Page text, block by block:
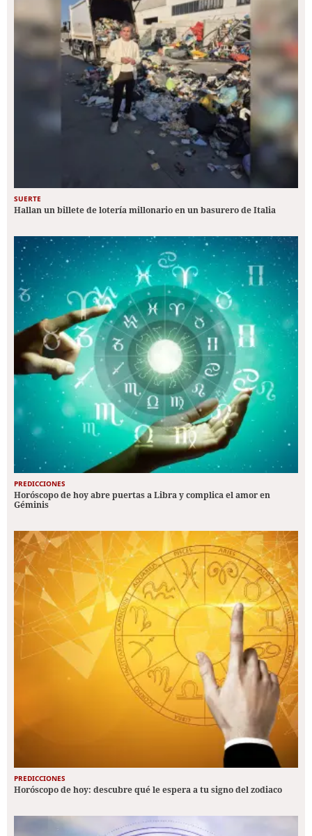
SUERTE
Hallan un billete de lotería millonario en un basurero de Italia
PREDICCIONES
Horóscopo de hoy abre puertas a Libra y complica el amor en
Géminis
PREDICCIONES
Horóscopo de hoy: descubre qué le espera a tu signo del zodiaco